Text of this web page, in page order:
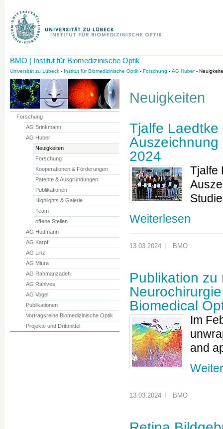
BMO | Institut für Biomedizinische Optik
Universität zu Lübeck - Institut für Biomedizinische Optik - Forschung - AG Huber-
Neuigkeiten
Tjalfe
2024
Tjalfe
Weiterlesen
13.03.2024 BMO
Publikation zu
Biomedical
Im
and
13.03.2024 BMO
Forschung
AG Brinkmann
AG Huber
Neuigkeiten
Forschung
Kooperationen & Förderungen
Patente & Ausgründungen
Publikationen
Highlights & Galerie
Team
offene Stellen
AG Hüttmann
AG Karpf
AG Linz
AG Miura
AG Rahmanzadeh
AG Rahlves
AG Vogel
Publikationen
Vortragsreihe Biomedizinische Optik
Projekte und Drittmittel